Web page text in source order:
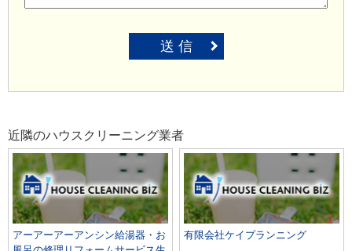
送 信
近隣のハウスクリーニング業者
アーアーアーアンシン給湯器・お
有限会社ケイプランニング